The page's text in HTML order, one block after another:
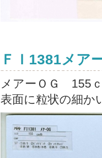
ＦＩ1381メア
メアーＯＧ 155
表面に粒状の細か